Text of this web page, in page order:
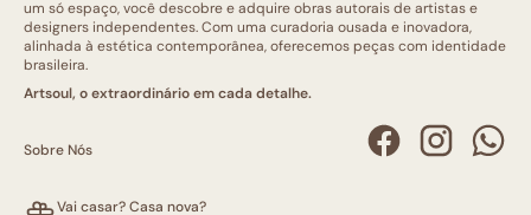
um só espaço, você descobre e adquire obras autorais de artistas e
designers independentes. Com uma curadoria ousada e inovadora,
alinhada à estética contemporânea, oferecemos peças com identidade
brasileira.
Artsoul, o extraordinário em cada detalhe.
Sobre Nós
Vai casar? Casa nova?